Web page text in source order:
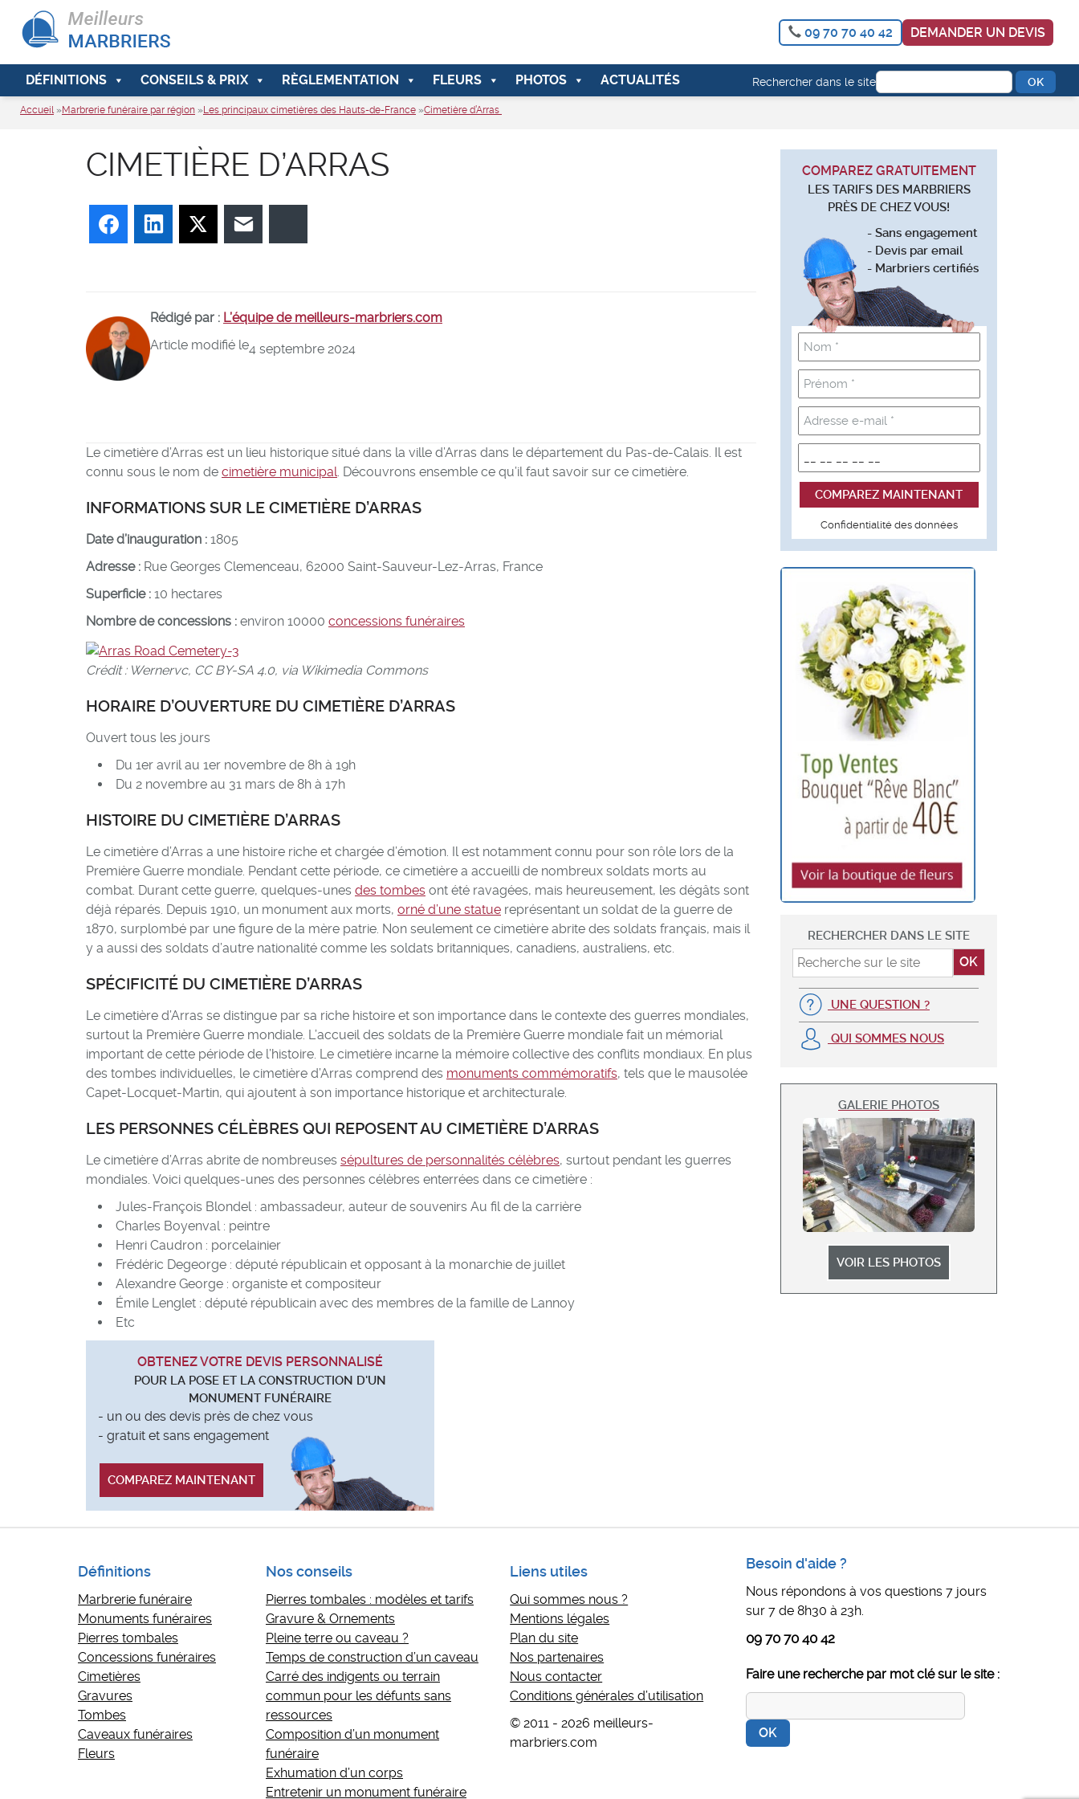
09 70 70 40 42 DEMANDER UN DEVIS
DÉFINITIONS CONSEILS & PRIX RÈGLEMENTATION FLEURS PHOTOS ACTUALITÉS Rechercher dans le site
Accueil»Marbrerie funéraire par région »Les principaux cimetières des Hauts-de-France »Cimetière d’Arras
CIMETIÈRE D’ARRAS
FacebookLinkedIn Twitter
Rédigé par : L’équipe de meilleurs-marbriers.com
Article modifié le4 septembre 2024
Le cimetière d’Arras est un lieu historique situé dans la ville d’Arras dans le département du Pas-de-Calais. Il est
connu sous le nom de cimetière municipal. Découvrons ensemble ce qu’il faut savoir sur ce cimetière.
INFORMATIONS SUR LE CIMETIÈRE D’ARRAS
Date d’inauguration : 1805
Adresse : Rue Georges Clemenceau, 62000 Saint-Sauveur-Lez-Arras, France
Superficie : 10 hectares
Nombre de concessions : environ 10000 concessions funéraires
Crédit : Wernervc, CC BY-SA 4.0, via Wikimedia Commons
HORAIRE D’OUVERTURE DU CIMETIÈRE D’ARRAS
Ouvert tous les jours
Du 1er avril au 1er novembre de 8h à 19h
Du 2 novembre au 31 mars de 8h à 17h
HISTOIRE DU CIMETIÈRE D’ARRAS
Le cimetière d’Arras a une histoire riche et chargée d’émotion. Il est notamment connu pour son rôle lors de la
Première Guerre mondiale. Pendant cette période, ce cimetière a accueilli de nombreux soldats morts au
combat. Durant cette guerre, quelques-unes des tombes ont été ravagées, mais heureusement, les dégâts sont
déjà réparés. Depuis 1910, un monument aux morts, orné d’une statue représentant un soldat de la guerre de
1870, surplombé par une figure de la mère patrie. Non seulement ce cimetière abrite des soldats français, mais il
y a aussi des soldats d’autre nationalité comme les soldats britanniques, canadiens, australiens, etc.
SPÉCIFICITÉ DU CIMETIÈRE D’ARRAS
Le cimetière d’Arras se distingue par sa riche histoire et son importance dans le contexte des guerres mondiales,
surtout la Première Guerre mondiale. L’accueil des soldats de la Première Guerre mondiale fait un mémorial
important de cette période de l’histoire. Le cimetière incarne la mémoire collective des conflits mondiaux. En plus
des tombes individuelles, le cimetière d’Arras comprend des monuments commémoratifs, tels que le mausolée
Capet-Locquet-Martin, qui ajoutent à son importance historique et architecturale.
LES PERSONNES CÉLÈBRES QUI REPOSENT AU CIMETIÈRE D’ARRAS
Le cimetière d’Arras abrite de nombreuses sépultures de personnalités célèbres, surtout pendant les guerres
mondiales. Voici quelques-unes des personnes célèbres enterrées dans ce cimetière :
Jules-François Blondel : ambassadeur, auteur de souvenirs Au fil de la carrière
Charles Boyenval : peintre
Henri Caudron : porcelainier
Frédéric Degeorge : député républicain et opposant à la monarchie de juillet
Alexandre George : organiste et compositeur
Émile Lenglet : député républicain avec des membres de la famille de Lannoy
Etc
OBTENEZ VOTRE DEVIS PERSONNALISÉ
POUR LA POSE ET LA CONSTRUCTION D'UN
MONUMENT FUNÉRAIRE
- un ou des devis près de chez vous
- gratuit et sans engagement
COMPAREZ MAINTENANT
COMPAREZ GRATUITEMENT
LES TARIFS DES MARBRIERS
PRÈS DE CHEZ VOUS!
- Sans engagement
- Devis par email
- Marbriers certifiés
Confidentialité des données
RECHERCHER DANS LE SITE
UNE QUESTION ?
QUI SOMMES NOUS
GALERIE PHOTOS
VOIR LES PHOTOS
Définitions
Marbrerie funéraire
Monuments funéraires
Pierres tombales
Concessions funéraires
Cimetières
Gravures
Tombes
Caveaux funéraires
Fleurs
Nos conseils
Pierres tombales : modèles et tarifs
Gravure & Ornements
Pleine terre ou caveau ?
Temps de construction d’un caveau
Carré des indigents ou terrain
commun pour les défunts sans
ressources
Composition d’un monument
funéraire
Exhumation d’un corps
Entretenir un monument funéraire
Liens utiles
Qui sommes nous ?
Mentions légales
Plan du site
Nos partenaires
Nous contacter
Conditions générales d’utilisation
© 2011 - 2026 meilleurs-
marbriers.com
Besoin d'aide ?
Nous répondons à vos questions 7 jours
sur 7 de 8h30 à 23h.
09 70 70 40 42
Faire une recherche par mot clé sur le site :